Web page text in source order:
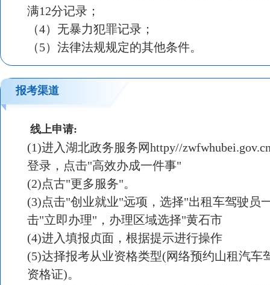
满12分记录；
（4）无暴力犯罪记录；
（5）法律法规规定的其他条件。
报考渠道
线上申请:
(1)进入湖北政务服务网httpy//
登录，点击"高效办成一件事"
(2)点古"更多服务"。
(3)点击"创业就业"远项，选择"出租车驾驶员
击"立即办理"，办理区域选择"黄石市
(4)进入填报贞面，根据提示进行操作
(5)达择报考从业资格类型(网络预约山租汽车
资格证)。